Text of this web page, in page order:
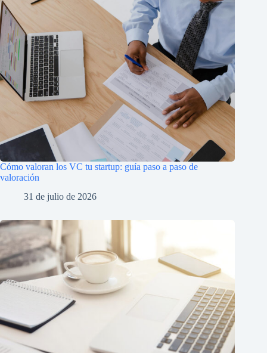
Cómo valoran los VC tu startup: guía paso a paso de
valoración
31 de julio de 2026